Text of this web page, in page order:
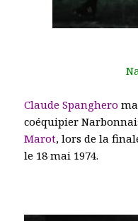
Claude Spanghero
coéquipier
Marot, lors de la
le 18 mai 1974.